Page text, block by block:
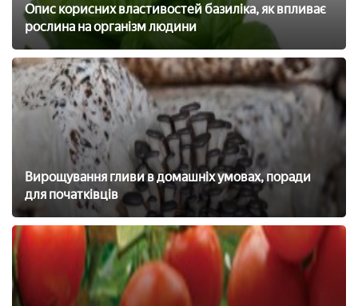
Опис корисних властивостей базиліка, як впливає
рослина на організм людини
Вирощування гливи в домашніх умовах, поради
для початківців